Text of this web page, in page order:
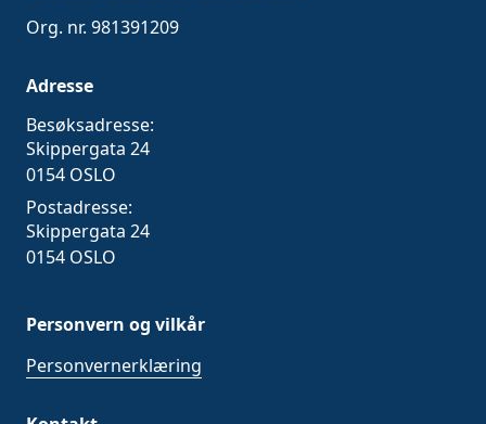
Org. nr. 981391209
Adresse
Besøksadresse:
Skippergata 24
0154 OSLO
Postadresse:
Skippergata 24
0154 OSLO
Personvern og vilkår
Personvernerklæring